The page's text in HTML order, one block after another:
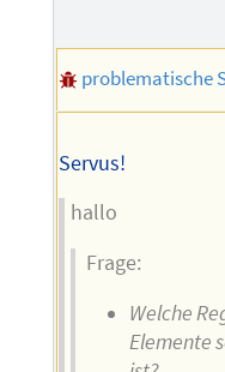
problematische
Servus!
hallo
Frage:
Welche
Elemente